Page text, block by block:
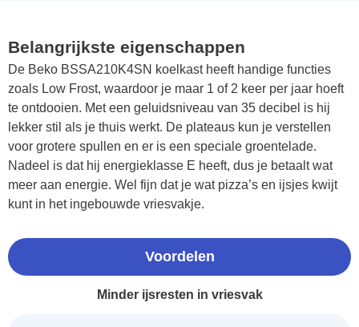
Belangrijkste eigenschappen
De Beko BSSA210K4SN koelkast heeft handige functies
zoals Low Frost, waardoor je maar 1 of 2 keer per jaar hoeft
te ontdooien. Met een geluidsniveau van 35 decibel is hij
lekker stil als je thuis werkt. De plateaus kun je verstellen
voor grotere spullen en er is een speciale groentelade.
Nadeel is dat hij energieklasse E heeft, dus je betaalt wat
meer aan energie. Wel fijn dat je wat pizza’s en ijsjes kwijt
kunt in het ingebouwde vriesvakje.
Voordelen
Minder ijsresten in vriesvak